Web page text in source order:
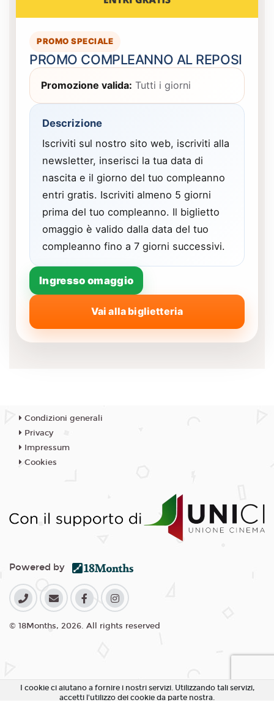
PROMO SPECIALE
PROMO COMPLEANNO AL REPOSI
Promozione valida: Tutti i giorni
Descrizione
Iscriviti sul nostro sito web, iscriviti alla
newsletter, inserisci la tua data di
nascita e il giorno del tuo compleanno
entri gratis. Iscriviti almeno 5 giorni
prima del tuo compleanno. Il biglietto
omaggio è valido dalla data del tuo
compleanno fino a 7 giorni successivi.
Ingresso omaggio
Vai alla biglietteria
Condizioni generali
Privacy
Impressum
Cookies
Powered by
© 18Months, 2026. All rights reserved
I cookie ci aiutano a fornire i nostri servizi. Utilizzando tali servizi,
accetti l'utilizzo dei cookie da parte nostra.